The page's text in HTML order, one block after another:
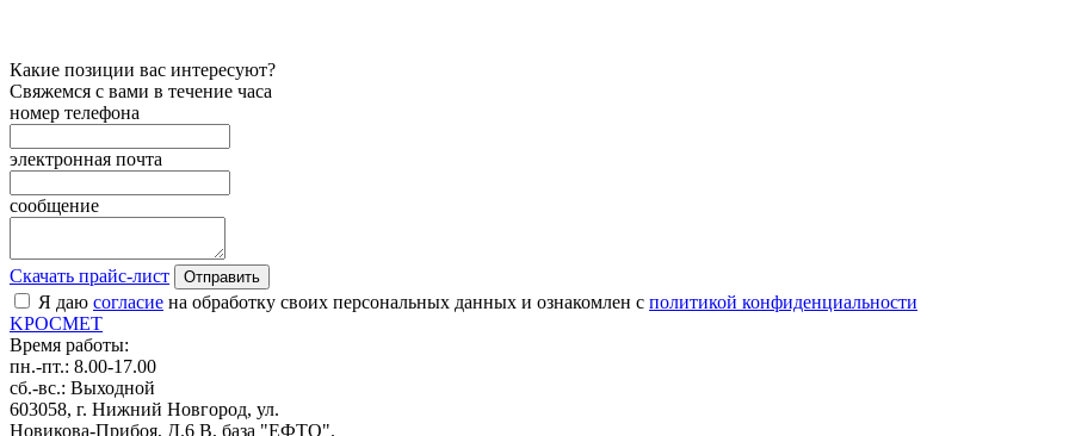
Какие позиции вас интересуют?
Свяжемся с вами в течение часа
номер телефона
электронная почта
сообщение
Скачать прайс-лист Отправить
Я даю согласие на обработку своих персональных данных и ознакомлен с политикой конфиденциальности
KРОСМЕТ
Время работы:
пн.-пт.: 8.00-17.00
сб.-вс.: Выходной
603058, г. Нижний Новгород, ул.
Новикова-Прибоя, Д.6 В, база "ЕФТО".